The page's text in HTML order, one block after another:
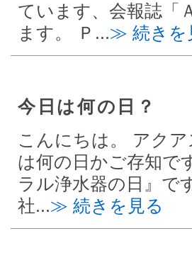
ています、会報誌「
ます。 Ｐ...≫ 続きを
今日は何の日？
こんにちは。 アク
は何の日かご存知で
ラル浄水器の日』で
社...≫ 続きを見る